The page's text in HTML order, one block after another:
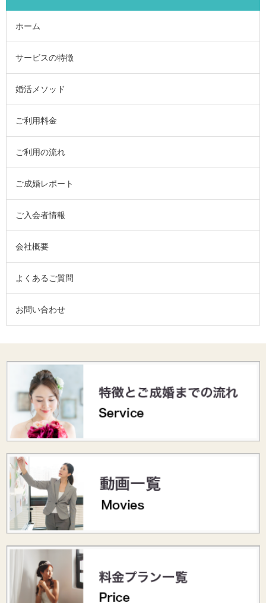
ホーム
サービスの特徴
婚活メソッド
ご利用料金
ご利用の流れ
ご成婚レポート
ご入会者情報
会社概要
よくあるご質問
お問い合わせ